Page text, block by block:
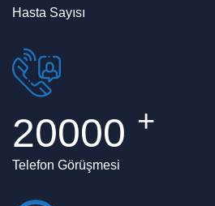
Hasta Sayısı
20000 +
Telefon Görüşmesi